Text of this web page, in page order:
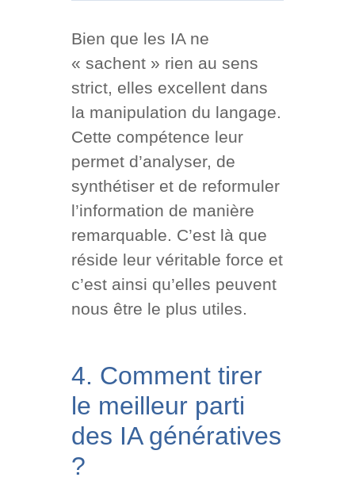
Bien que les IA ne
« sachent » rien au sens
strict, elles excellent dans
la manipulation du langage.
Cette compétence leur
permet d’analyser, de
synthétiser et de reformuler
l’information de manière
remarquable. C’est là que
réside leur véritable force et
c’est ainsi qu’elles peuvent
nous être le plus utiles.
4. Comment tirer
le meilleur parti
des IA génératives
?